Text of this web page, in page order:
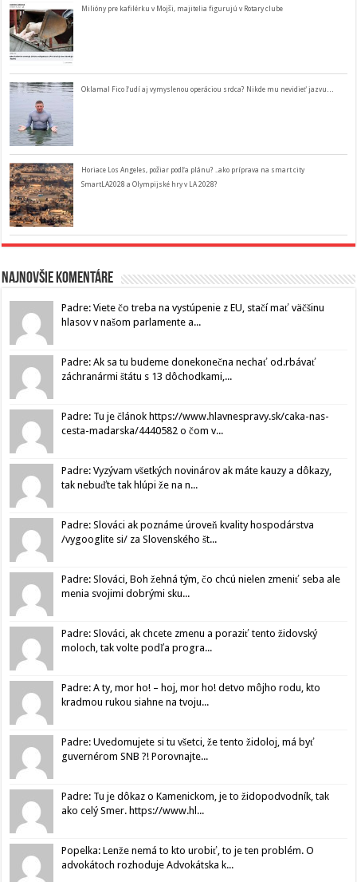
Milióny pre kafilérku v Mojši, majitelia figurujú v Rotary clube
Oklamal Fico ľudí aj vymyslenou operáciou srdca? Nikde mu nevidieť jazvu…
Horiace Los Angeles, požiar podľa plánu? ..ako príprava na smart city
SmartLA2028 a Olympijské hry v LA 2028?
Najnovšie komentáre
Padre: Viete čo treba na vystúpenie z EU, stačí mať väčšinu
hlasov v našom parlamente a...
Padre: Ak sa tu budeme donekonečna nechať od.rbávať
záchranármi štátu s 13 dôchodkami,...
Padre: Tu je článok https://www.hlavnespravy.sk/caka-nas-
cesta-madarska/4440582 o čom v...
Padre: Vyzývam všetkých novinárov ak máte kauzy a dôkazy,
tak nebuďte tak hlúpi že na n...
Padre: Slováci ak poznáme úroveň kvality hospodárstva
/vygooglite si/ za Slovenského št...
Padre: Slováci, Boh žehná tým, čo chcú nielen zmeniť seba ale
menia svojimi dobrými sku...
Padre: Slováci, ak chcete zmenu a poraziť tento židovský
moloch, tak volte podľa progra...
Padre: A ty, mor ho! – hoj, mor ho! detvo môjho rodu, kto
kradmou rukou siahne na tvoju...
Padre: Uvedomujete si tu všetci, že tento židoloj, má byť
guvernérom SNB ?! Porovnajte...
Padre: Tu je dôkaz o Kamenickom, je to židopodvodník, tak
ako celý Smer. https://www.hl...
Popelka: Lenže nemá to kto urobiť, to je ten problém. O
advokátoch rozhoduje Advokátska k...